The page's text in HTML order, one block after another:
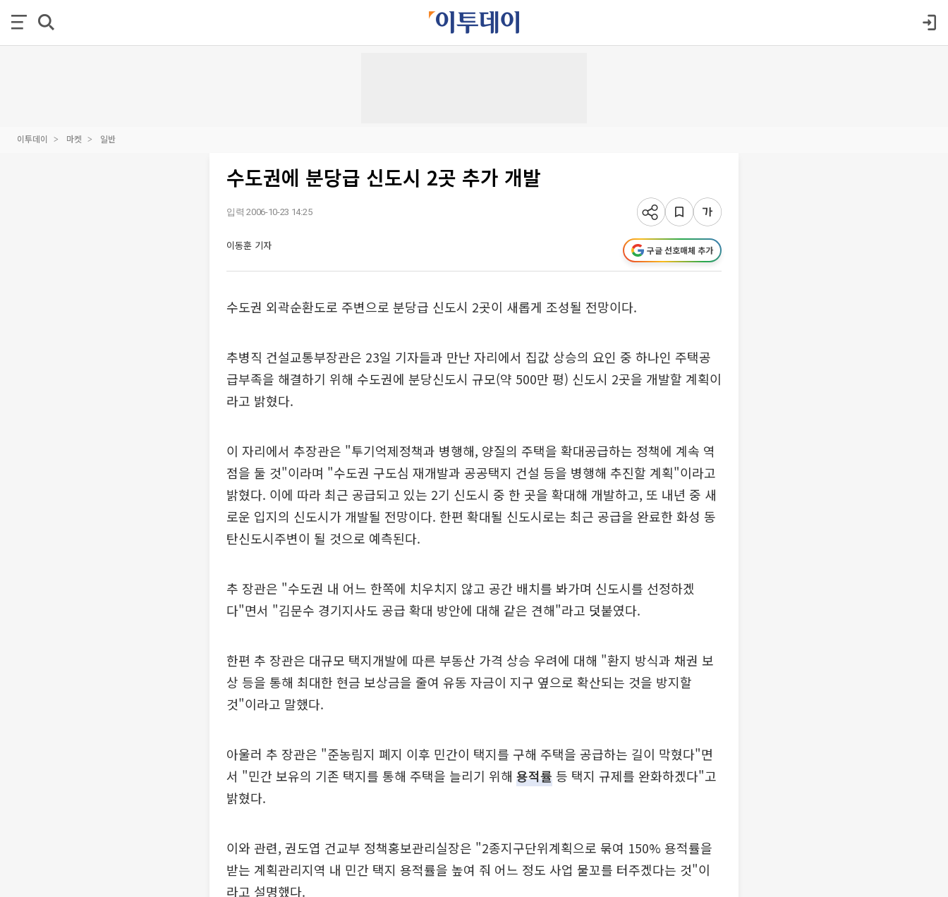
이투데이 마켓 일반
수도권에 분당급 신도시 2곳 추가 개발
입력 2006-10-23 14:25
이동훈 기자 구글 선호매체 추가
수도권 외곽순환도로 주변으로 분당급 신도시 2곳이 새롭게 조성될 전망이다.
추병직 건설교통부장관은 23일 기자들과 만난 자리에서 집값 상승의 요인 중 하나인 주택공
급부족을 해결하기 위해 수도권에 분당신도시 규모(약 500만 평) 신도시 2곳을 개발할 계획이
라고 밝혔다.
이 자리에서 추장관은 "투기억제정책과 병행해, 양질의 주택을 확대공급하는 정책에 계속 역
점을 둘 것"이라며 "수도권 구도심 재개발과 공공택지 건설 등을 병행해 추진할 계획"이라고
밝혔다. 이에 따라 최근 공급되고 있는 2기 신도시 중 한 곳을 확대해 개발하고, 또 내년 중 새
로운 입지의 신도시가 개발될 전망이다. 한편 확대될 신도시로는 최근 공급을 완료한 화성 동
탄신도시주변이 될 것으로 예측된다.
추 장관은 "수도권 내 어느 한쪽에 치우치지 않고 공간 배치를 봐가며 신도시를 선정하겠
다"면서 "김문수 경기지사도 공급 확대 방안에 대해 같은 견해"라고 덧붙였다.
한편 추 장관은 대규모 택지개발에 따른 부동산 가격 상승 우려에 대해 "환지 방식과 채권 보
상 등을 통해 최대한 현금 보상금을 줄여 유동 자금이 지구 옆으로 확산되는 것을 방지할
것"이라고 말했다.
아울러 추 장관은 "준농림지 폐지 이후 민간이 택지를 구해 주택을 공급하는 길이 막혔다"면
서 "민간 보유의 기존 택지를 통해 주택을 늘리기 위해 용적률 등 택지 규제를 완화하겠다"고
밝혔다.
이와 관련, 권도엽 건교부 정책홍보관리실장은 "2종지구단위계획으로 묶여 150% 용적률을
받는 계획관리지역 내 민간 택지 용적률을 높여 줘 어느 정도 사업 물꼬를 터주겠다는 것"이
라고 설명했다.